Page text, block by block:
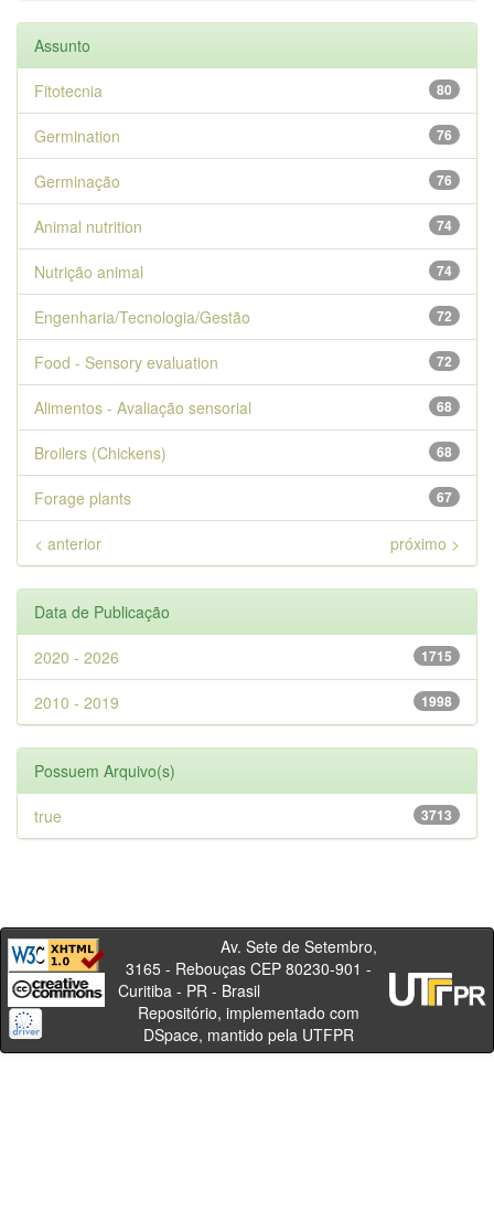
Assunto
80
Fitotecnia
76
Germination
76
Germinação
74
Animal nutrition
74
Nutrição animal
72
Engenharia/Tecnologia/Gestão
72
Food - Sensory evaluation
68
Alimentos - Avaliação sensorial
68
Broilers (Chickens)
67
Forage plants
< anterior próximo >
Data de Publicação
1715
2020 - 2026
1998
2010 - 2019
Possuem Arquivo(s)
3713
true
Av. Sete de Setembro,
3165 - Rebouças CEP 80230-901 -
Curitiba - PR - Brasil
Repositório, implementado com
DSpace, mantido pela UTFPR